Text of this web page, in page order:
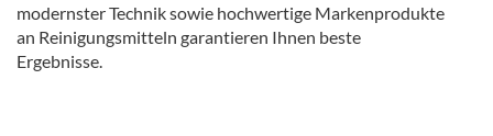
modernster Technik sowie hochwertige Markenprodukte
an Reinigungsmitteln garantieren Ihnen beste
Ergebnisse.